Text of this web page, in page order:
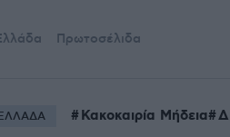
Πρωτοσέλιδα
Κακοκαιρία Μήδεια